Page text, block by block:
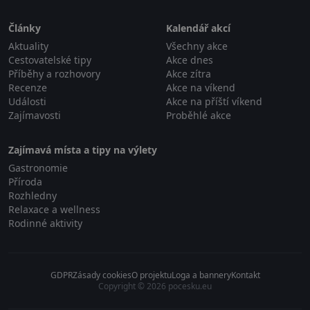
Články
Aktuality
Cestovatelské tipy
Příběhy a rozhovory
Recenze
Události
Zajímavosti
Kalendář akcí
Všechny akce
Akce dnes
Akce zítra
Akce na víkend
Akce na příští víkend
Proběhlé akce
Zajímavá místa a tipy na výlety
Gastronomie
Příroda
Rozhledny
Relaxace a wellness
Rodinné aktivity
GDPRZásady cookiesO projektuLoga a banneryKontakt
Copyright © 2026 pocesku.eu